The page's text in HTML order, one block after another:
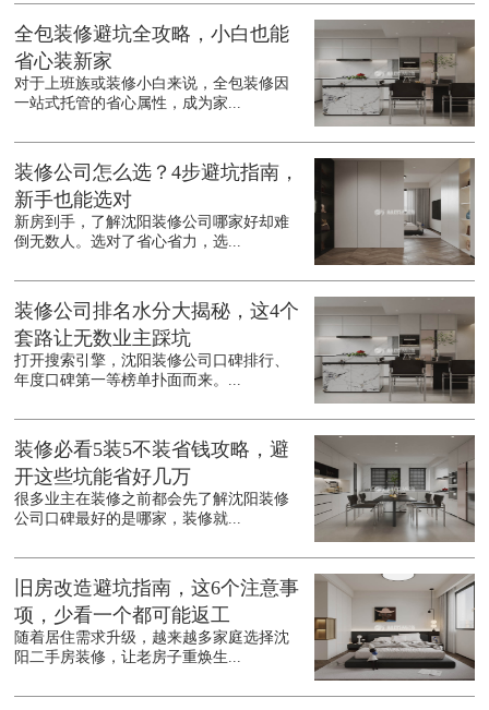
全包装修避坑全攻略，小白也能
省心装新家
对于上班族或装修小白来说，全包装修因
一站式托管的省心属性，成为家...
装修公司怎么选？4步避坑指南，
新手也能选对
新房到手，了解沈阳装修公司哪家好却难
倒无数人。选对了省心省力，选...
装修公司排名水分大揭秘，这4个
套路让无数业主踩坑
打开搜索引擎，沈阳装修公司口碑排行、
年度口碑第一等榜单扑面而来。...
装修必看5装5不装省钱攻略，避
开这些坑能省好几万
很多业主在装修之前都会先了解沈阳装修
公司口碑最好的是哪家，装修就...
旧房改造避坑指南，这6个注意事
项，少看一个都可能返工
随着居住需求升级，越来越多家庭选择沈
阳二手房装修，让老房子重焕生...